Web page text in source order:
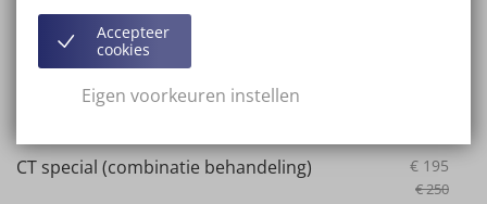
Tarieven
pigmentbehandeling
CT special (combinatie behandeling) € 195
€250
Accepteer
cookies
Eigen voorkeuren instellen